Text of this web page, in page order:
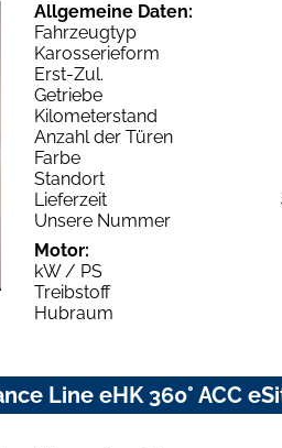
Allgemeine Daten:
Fahrzeugtyp
Karosserieform
Erst-Zul.
Getriebe
Kilometerstand
Anzahl der Türen
Farbe
Standort
Lieferzeit
Unsere Nummer
Motor:
kW / PS
Treibstoff
Hubraum
Line eHK 360° ACC